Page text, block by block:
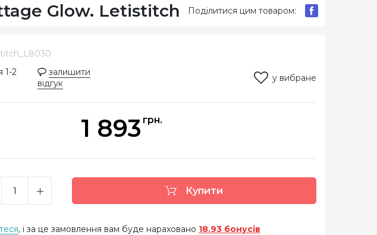
Glow. Letistitch Поділитися цим товаром:
1-2
залишити
відгук
у вибране
1 893 грн.
Купити
, і за це замовлення вам буде нараховано 18.93 бонусів